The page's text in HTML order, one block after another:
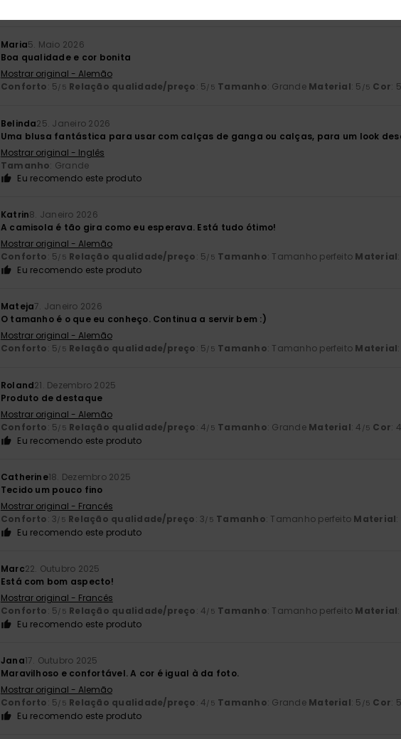
Maria5. Maio 2026
Boa qualidade e cor bonita
Mostrar original - Alemão
Conforto: 5/5 Relação qualidade/preço: 5/5 Tamanho: Grande Material: 5 /5 Cor: 5
Belinda25. Janeiro 2026
Uma blusa fantástica para usar com calças de ganga ou calças, para um look
Mostrar original - Inglês
Tamanho: Grande
Eu recomendo este produto
Katrin8. Janeiro 2026
A camisola é tão gira como eu esperava. Está tudo ótimo!
Mostrar original - Alemão
Conforto: 5/5 Relação qualidade/preço: 5/5 Tamanho: Tamanho perfeito Material
Eu recomendo este produto
Mateja7. Janeiro 2026
O tamanho é o que eu conheço. Continua a servir bem :)
Mostrar original - Alemão
Conforto: 5/5 Relação qualidade/preço: 5/5 Tamanho: Tamanho perfeito Material
Roland21. Dezembro 2025
Produto de destaque
Mostrar original - Alemão
Conforto: 5/5 Relação qualidade/preço: 4/5 Tamanho: Grande Material: 4 /5 Cor: 4
Eu recomendo este produto
Catherine18. Dezembro 2025
Tecido um pouco fino
Mostrar original - Francês
Conforto: 3/5 Relação qualidade/preço: 3/5 Tamanho: Tamanho perfeito Material:
Eu recomendo este produto
Marc22. Outubro 2025
Está com bom aspecto!
Mostrar original - Francês
Conforto: 5/5 Relação qualidade/preço: 4/5 Tamanho: Tamanho perfeito Material
Eu recomendo este produto
Jana17. Outubro 2025
Maravilhoso e confortável. A cor é igual à da foto.
Mostrar original - Alemão
Conforto: 5/5 Relação qualidade/preço: 4/5 Tamanho: Grande Material: 5 /5 Cor: 5
Eu recomendo este produto